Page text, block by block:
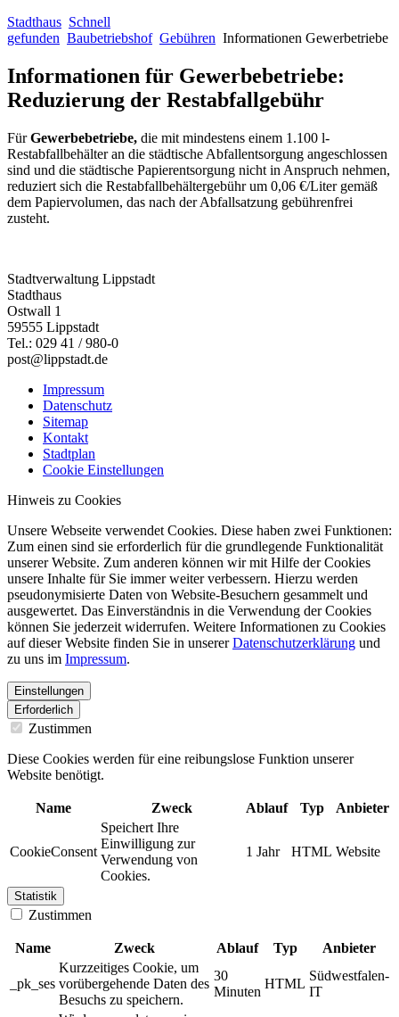
Stadthaus Schnell
gefunden Baubetriebshof Gebühren Informationen Gewerbetriebe
Informationen für Gewerbebetriebe:
Reduzierung der Restabfallgebühr
FürGewerbebetriebe, die mit mindestens einem 1.100 l-
Restabfallbehälter an die städtische Abfallentsorgung angeschlossen
sind und die städtische Papierentsorgung nicht in Anspruch nehmen,
reduziert sich die Restabfallbehältergebühr um 0,06 €/Liter gemäß
dem Papiervolumen, das nach der Abfallsatzung gebührenfrei
zusteht.
Stadtverwaltung Lippstadt
Stadthaus
Ostwall 1
59555 Lippstadt
Tel.: 029 41 / 980-0
post@lippstadt.de
Impressum
Datenschutz
Sitemap
Kontakt
Stadtplan
Cookie Einstellungen
Hinweis zu Cookies
Unsere Webseite verwendet Cookies. Diese haben zwei Funktionen:
Zum einen sind sie erforderlich für die grundlegende Funktionalität
unserer Website. Zum anderen können wir mit Hilfe der Cookies
unsere Inhalte für Sie immer weiter verbessern. Hierzu werden
pseudonymisierte Daten von Website-Besuchern gesammelt und
ausgewertet. Das Einverständnis in die Verwendung der Cookies
können Sie jederzeit widerrufen. Weitere Informationen zu Cookies
auf dieser Website finden Sie in unsererDatenschutzerklärung und
zu uns im Impressum.
Einstellungen
Erforderlich
Zustimmen
Diese Cookies werden für eine reibungslose Funktion unserer
Website benötigt.
Name Zweck Ablauf Typ Anbieter
CookieConsent
Speichert Ihre
Einwilligung zur
Verwendung von
Cookies.
1 Jahr HTML Website
Statistik
Zustimmen
Name Zweck Ablauf Typ Anbieter
_pk_ses
Kurzzeitiges Cookie, um
vorübergehende Daten des
Besuchs zu speichern.
30
Minuten
HTML
Südwestfalen-
IT